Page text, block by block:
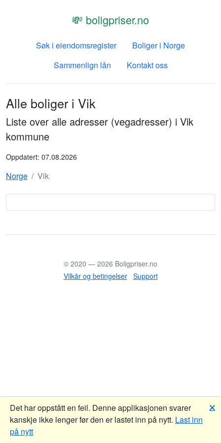
💸 boligpriser.no
Søk i eiendomsregister
Boliger i Norge
Sammenlign lån
Kontakt oss
Alle boliger i Vik
Liste over alle adresser (vegadresser) i Vik
kommune
Oppdatert: 07.08.2026
Norge Vik
© 2020 — 2026 Boligpriser.no
Vilkår og betingelser
Support
Det har oppstått en feil. Denne applikasjonen svarer
kanskje ikke lenger før den er lastet inn på nytt. Last inn
på nytt
🗙